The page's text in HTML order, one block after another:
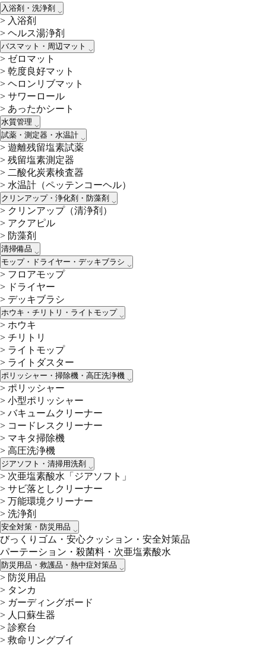
入浴剤・洗浄剤
> 入浴剤
> ヘルス湯浄剤
バスマット・周辺マット
> ゼロマット
> 乾度良好マット
> ヘロンリブマット
> サワーロール
> あったかシート
水質管理
試薬・測定器・水温計
> 遊離残留塩素試薬
> 残留塩素測定器
> 二酸化炭素検査器
> 水温計（ペッテンコーヘル）
クリンアップ・浄化剤・防藻剤
> クリンアップ（清浄剤）
> アクアピル
> 防藻剤
清掃備品
モップ・ドライヤー・デッキブラシ
> フロアモップ
> ドライヤー
> デッキブラシ
ホウキ・チリトリ・ライトモップ
> ホウキ
> チリトリ
> ライトモップ
> ライトダスター
ポリッシャー・掃除機・高圧洗浄機
> ポリッシャー
> 小型ポリッシャー
> バキュームクリーナー
> コードレスクリーナー
> マキタ掃除機
> 高圧洗浄機
ジアソフト・清掃用洗剤
> 次亜塩素酸水「ジアソフト」
> サビ落としクリーナー
> 万能環境クリーナー
> 洗浄剤
安全対策・防災用品
びっくりゴム・安心クッション・安全対策品
パーテーション・殺菌料・次亜塩素酸水
防災用品・救護品・熱中症対策品
> 防災用品
> タンカ
> ガーディングボード
> 人口蘇生器
> 診察台
> 救命リングブイ